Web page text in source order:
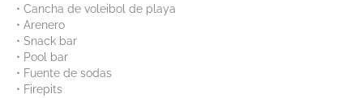
• Cancha de voleibol de playa
• Arenero
• Snack bar
• Pool bar
• Fuente de sodas
• Firepits